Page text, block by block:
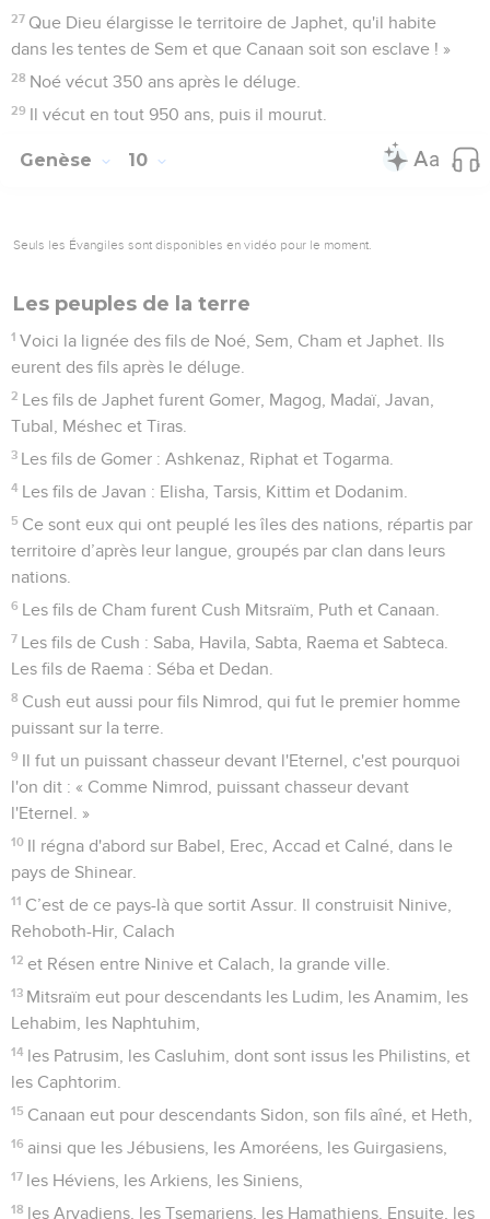
27 Que Dieu élargisse le territoire de Japhet, qu'il habite
dans les tentes de Sem et que Canaan soit son esclave ! »
28 Noé vécut 350 ans après le déluge.
29 Il vécut en tout 950 ans, puis il mourut.
Genèse 10
Seuls les Évangiles sont disponibles en vidéo pour le moment.
Les peuples de la terre
1 Voici la lignée des fils de Noé, Sem, Cham et Japhet. Ils
eurent des fils après le déluge.
2 Les fils de Japhet furent Gomer, Magog, Madaï, Javan,
Tubal, Méshec et Tiras.
3 Les fils de Gomer : Ashkenaz, Riphat et Togarma.
4 Les fils de Javan : Elisha, Tarsis, Kittim et Dodanim.
5 Ce sont eux qui ont peuplé les îles des nations, répartis par
territoire d’après leur langue, groupés par clan dans leurs
nations.
6 Les fils de Cham furent Cush Mitsraïm, Puth et Canaan.
7 Les fils de Cush : Saba, Havila, Sabta, Raema et Sabteca.
Les fils de Raema : Séba et Dedan.
8 Cush eut aussi pour fils Nimrod, qui fut le premier homme
puissant sur la terre.
9 Il fut un puissant chasseur devant l'Eternel, c'est pourquoi
l'on dit : « Comme Nimrod, puissant chasseur devant
l'Eternel. »
10 Il régna d'abord sur Babel, Erec, Accad et Calné, dans le
pays de Shinear.
11 C’est de ce pays-là que sortit Assur. Il construisit Ninive,
Rehoboth-Hir, Calach
12 et Résen entre Ninive et Calach, la grande ville.
13 Mitsraïm eut pour descendants les Ludim, les Anamim, les
Lehabim, les Naphtuhim,
14 les Patrusim, les Casluhim, dont sont issus les Philistins, et
les Caphtorim.
15 Canaan eut pour descendants Sidon, son fils aîné, et Heth,
16 ainsi que les Jébusiens, les Amoréens, les Guirgasiens,
17 les Héviens, les Arkiens, les Siniens,
18 les Arvadiens, les Tsemariens, les Hamathiens. Ensuite, les